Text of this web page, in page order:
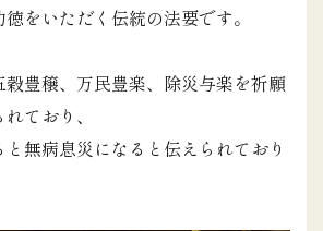
をいただく伝統の法要です。
穀豊穣、万民豊楽、除災与楽を祈願
ており、
無病息災になると伝えられており